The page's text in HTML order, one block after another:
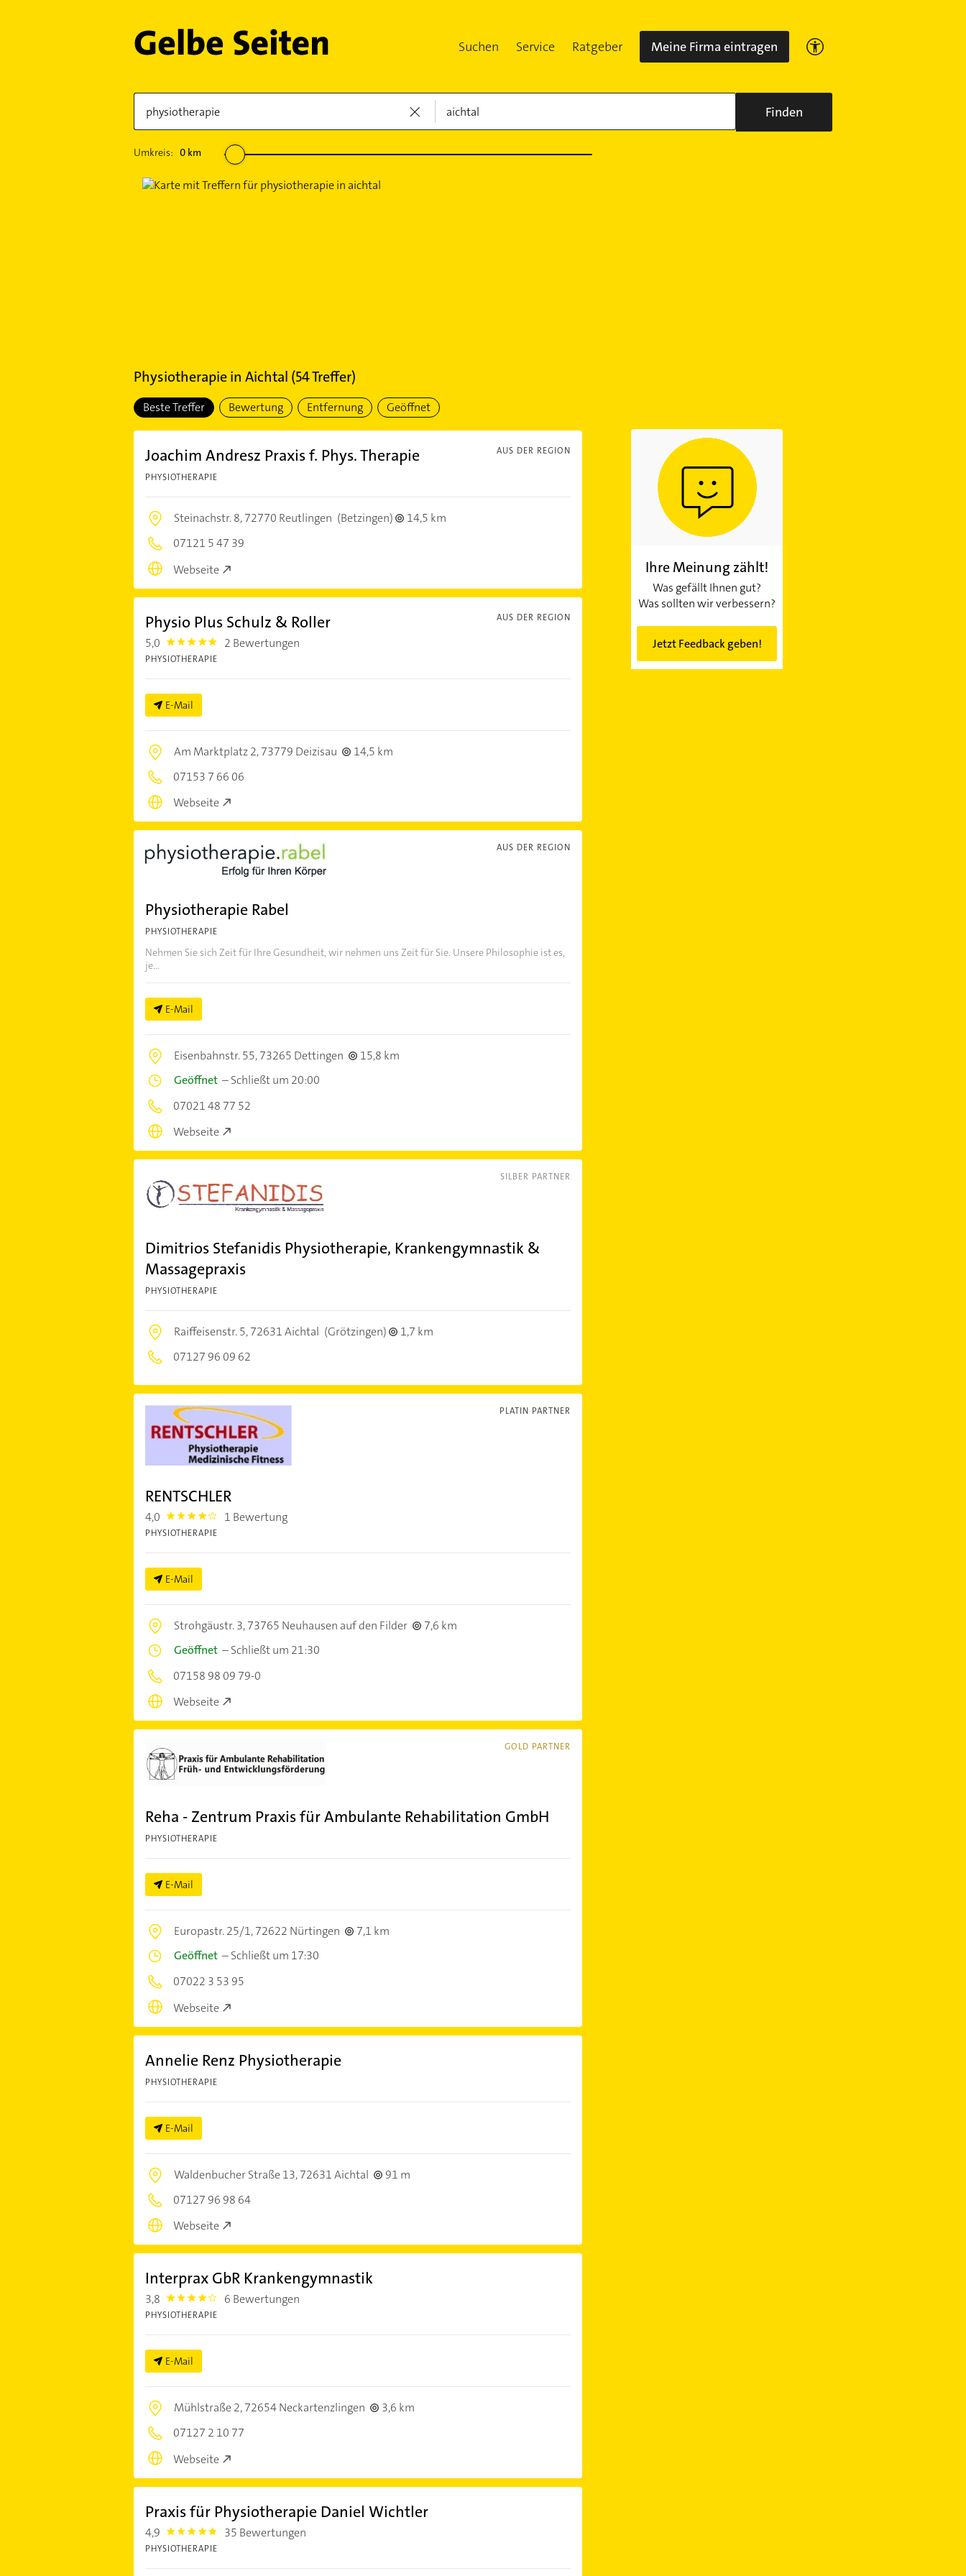
Suchen Service Ratgeber Meine Firma eintragen
Finden
Umkreis: 0km
Physiotherapiein Aichtal (54Treffer)
Beste Treffer Bewertung Entfernung Geöffnet
AUS DER REGION
Joachim Andresz Praxis f. Phys. Therapie
PHYSIOTHERAPIE
Steinachstr. 8,72770 Reutlingen (Betzingen)
14,5 km
07121 5 47 39
Webseite
AUS DER REGION
Physio Plus Schulz & Roller
5,0 5.0 2 Bewertungen
PHYSIOTHERAPIE
E-Mail
Am Marktplatz 2,73779 Deizisau
14,5 km
07153 7 66 06
Webseite
AUS DER REGION
Physiotherapie Rabel
PHYSIOTHERAPIE
Nehmen Sie sich Zeit für Ihre Gesundheit, wir nehmen uns Zeit für Sie. Unsere Philosophie ist es,
je...
E-Mail
Eisenbahnstr. 55,73265 Dettingen
15,8 km
Geöffnet–Schließt um 20:00
07021 48 77 52
Webseite
SILBER PARTNER
Dimitrios Stefanidis Physiotherapie, Krankengymnastik &
Massagepraxis
PHYSIOTHERAPIE
Raiffeisenstr. 5,72631 Aichtal (Grötzingen)
1,7 km
07127 96 09 62
PLATIN PARTNER
RENTSCHLER
4,0 4.0 1 Bewertung
PHYSIOTHERAPIE
E-Mail
Strohgäustr. 3,73765 Neuhausen auf den Filder
7,6 km
Geöffnet–Schließt um 21:30
07158 98 09 79-0
Webseite
GOLD PARTNER
Reha - Zentrum Praxis für Ambulante Rehabilitation GmbH
PHYSIOTHERAPIE
E-Mail
Europastr. 25/1,72622 Nürtingen
7,1 km
Geöffnet–Schließt um 17:30
07022 3 53 95
Webseite
Annelie Renz Physiotherapie
PHYSIOTHERAPIE
E-Mail
Waldenbucher Straße 13,72631 Aichtal
91 m
07127 96 98 64
Webseite
Interprax GbR Krankengymnastik
3,8 3.8 6 Bewertungen
PHYSIOTHERAPIE
E-Mail
Mühlstraße 2,72654 Neckartenzlingen
3,6 km
07127 2 10 77
Webseite
Praxis für Physiotherapie Daniel Wichtler
4,9 4.9 35 Bewertungen
PHYSIOTHERAPIE
Ihre Meinung zählt!
Was gefällt Ihnen gut?
Was sollten wir verbessern?
Jetzt Feedback geben!